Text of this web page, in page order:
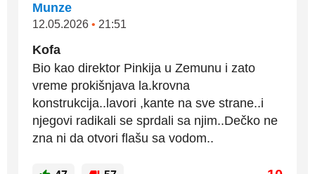
Munze
12.05.2026 • 21:51
Kofa
Bio kao direktor Pinkija u Zemunu i zato
vreme prokišnjava la.krovna
konstrukcija..lavori ,kante na sve strane..i
njegovi radikali se sprdali sa njim..Dečko ne
zna ni da otvori flašu sa vodom..